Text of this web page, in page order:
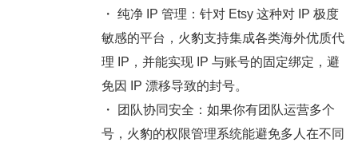
・ 纯净 IP 管理 ：针对 Etsy 这种对 IP 极度
敏感的平台，火豹支持集成各类海外优质代
理 IP，并能实现 IP 与账号的固定绑定，避
免因 IP 漂移导致的封号。
・
团队协同安全 ：如果你有团队运营多个
号，火豹的权限管理系统能避免多人在不同